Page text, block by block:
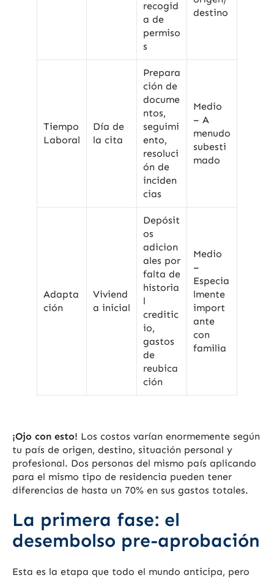
recogid
a de
permiso
s
destino
Tiempo
Laboral
Día de
la cita
Prepara
ción de
docume
ntos,
seguimi
ento,
resoluci
ón de
inciden
cias
Medio
– A
menudo
subesti
mado
Adapta
ción
Viviend
a inicial
Depósit
os
adicion
ales por
falta de
historia
l
creditic
io,
gastos
de
reubica
ción
Medio
–
Especia
lmente
import
ante
con
familia
¡Ojo con esto! Los costos varían enormemente según
tu país de origen, destino, situación personal y
profesional. Dos personas del mismo país aplicando
para el mismo tipo de residencia pueden tener
diferencias de hasta un 70% en sus gastos totales.
La primera fase: el
desembolso pre-aprobación
Esta es la etapa que todo el mundo anticipa, pero